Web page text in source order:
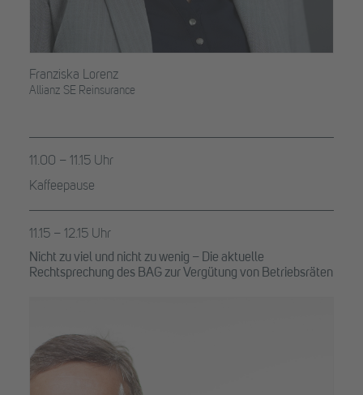
Franziska Lorenz
Allianz SE Reinsurance
11.00 – 11.15 Uhr
Kaffeepause
11.15 – 12.15 Uhr
Nicht zu viel und nicht zu wenig – Die aktuelle
Rechtsprechung des BAG zur Vergütung von Betriebsräten